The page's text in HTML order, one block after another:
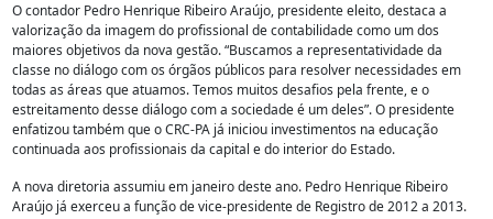
O contador Pedro Henrique Ribeiro Araújo, presidente eleito, destaca a
valorização da imagem do profissional de contabilidade como um dos
maiores objetivos da nova gestão. “Buscamos a representatividade da
classe no diálogo com os órgãos públicos para resolver necessidades em
todas as áreas que atuamos. Temos muitos desafios pela frente, e o
estreitamento desse diálogo com a sociedade é um deles”. O presidente
enfatizou também que o CRC-PA já iniciou investimentos na educação
continuada aos profissionais da capital e do interior do Estado.
A nova diretoria assumiu em janeiro deste ano. Pedro Henrique Ribeiro
Araújo já exerceu a função de vice-presidente de Registro de 2012 a 2013.